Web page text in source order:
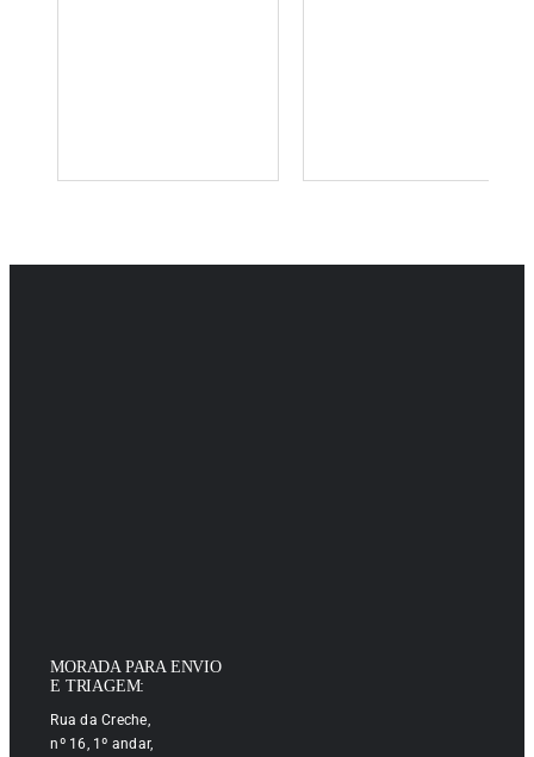
MORADA PARA ENVIO
E TRIAGEM:
Rua da Creche,
nº 16, 1º andar,